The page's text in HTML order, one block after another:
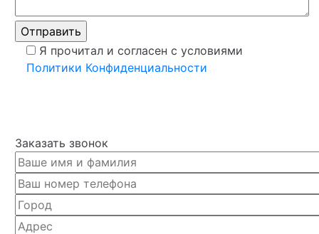
Я прочитал и согласен с условиями
Политики Конфиденциальности
Заказать звонок